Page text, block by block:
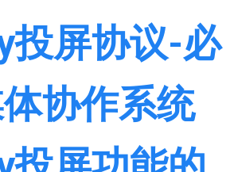
投屏协议-必
协作系统